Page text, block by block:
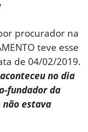
procurador na
teve esse
de 04/02/2019.
no dia
fundador da
não estava